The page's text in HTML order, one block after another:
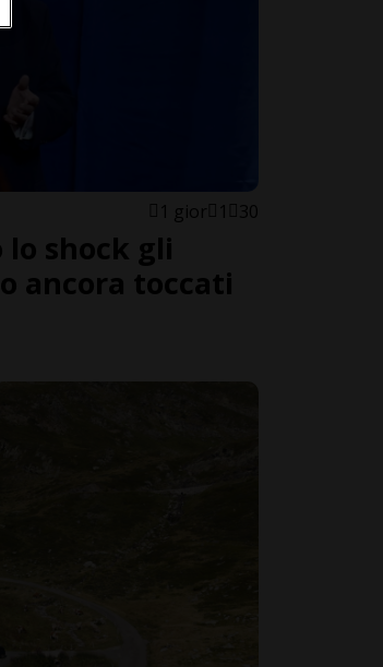
1 gior 1 30
lo shock gli
ancora toccati